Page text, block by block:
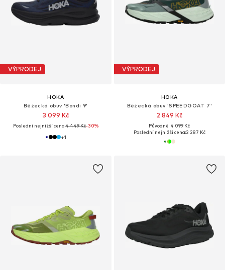
VÝPRODEJ
HOKA
Běžecká obuv 'Bondi 9'
3 099 Kč
Poslední nejnižší cena:4 449 Kč-30%
+1
VÝPRODEJ
HOKA
Běžecká obuv 'SPEEDGOAT 7'
2 849 Kč
Původně: 4 099 Kč
Poslední nejnižší cena:2 287 Kč